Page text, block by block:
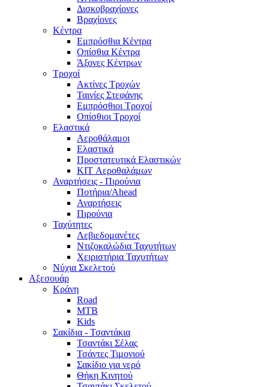
Δισκοβραχίονες
Βραχίονες
Κέντρα
Εμπρόσθια Κέντρα
Οπίσθια Κέντρα
Άξονες Κέντρων
Τροχοί
Ακτίνες Τροχών
Ταινίες Στεφάνης
Εμπρόσθιοι Τροχοί
Οπίσθιοι Τροχοί
Ελαστικά
Αεροθάλαμοι
Ελαστικά
Προστατευτικά Ελαστικών
KIT Αεροθαλάμων
Αναρτήσεις - Πιρούνια
Ποτήρια/Ahead
Αναρτήσεις
Πιρούνια
Ταχύτητες
Λεβιεδομανέτες
Ντιζοκαλώδια Ταχυτήτων
Χειριστήρια Ταχυτήτων
Νύχια Σκελετού
Αξεσουάρ
Κράνη
Road
MTB
Kids
Σακίδια - Τσαντάκια
Τσαντάκι Σέλας
Τσάντες Τιμονιού
Σακίδιο για νερό
Θήκη Κινητού